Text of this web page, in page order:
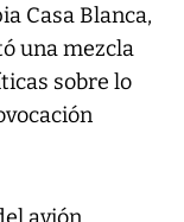
Casa Blanca,
una mezcla
sobre lo
avión